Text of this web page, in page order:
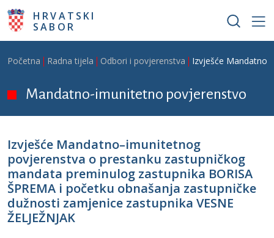
Skoči na glavni sadržaj
HRVATSKI
SABOR
Breadcrumb
Početna Radna tijela Odbori i povjerenstva Izvješće
Mandatno-imunitetno povjerenstvo
Izvješće Mandatno–imunitetnog
povjerenstva o prestanku zastupničkog
mandata preminulog zastupnika BORISA
ŠPREMA i početku obnašanja zastupničke
dužnosti zamjenice zastupnika VESNE
ŽELJEŽNJAK